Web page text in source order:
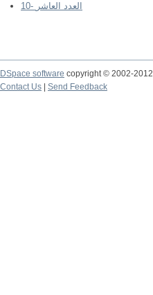
10- العدد العاشر
DSpace software copyright © 2002-2012
Contact Us
Send Feedback